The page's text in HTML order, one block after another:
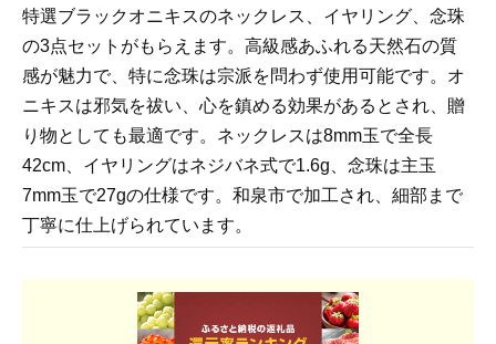
特選ブラックオニキスのネックレス、イヤリング、念珠
の3点セットがもらえます。高級感あふれる天然石の質
感が魅力で、特に念珠は宗派を問わず使用可能です。オ
ニキスは邪気を祓い、心を鎮める効果があるとされ、贈
り物としても最適です。ネックレスは8mm玉で全長
42cm、イヤリングはネジバネ式で1.6g、念珠は主玉
7mm玉で27gの仕様です。和泉市で加工され、細部まで
丁寧に仕上げられています。